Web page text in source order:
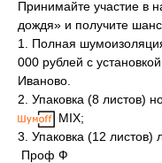
Принимайте участие в
дождя» и получите
1. Полная
000 рублей с
Иваново.
2. Упаковка (8 листов)
MIX;
3. Упаковка (12 листов)
Проф Ф